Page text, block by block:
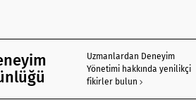
Uzmanlardan Deneyim
Yönetimi hakkında yenilikçi
fikirler bulun